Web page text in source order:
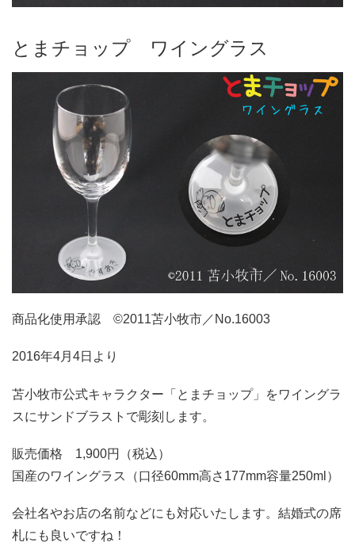
とまチョップ ワイングラス
商品化使用承認 ©2011苫小牧市／No.16003
2016年4月4日より
苫小牧市公式キャラクター「とまチョップ」をワイングラ
スにサンドブラストで彫刻します。
販売価格 1,900円（税込）
国産のワイングラス（口径60mm高さ177mm容量250ml）
会社名やお店の名前などにも対応いたします。結婚式の席
札にも良いですね！